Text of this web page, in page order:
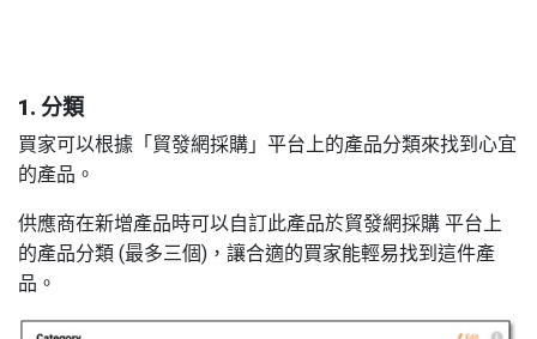
1. 分類
買家可以根據「貿發網採購」平台上的產品分類來找到心宜
的產品。
供應商在新增產品時可以自訂此產品於貿發網採購 平台上
的產品分類 (最多三個)，讓合適的買家能輕易找到這件產
品。